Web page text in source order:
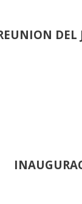
DEL